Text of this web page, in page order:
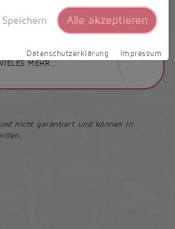
MEHR...
nicht garantiert und können in
Speichern Alle akzeptieren
Datenschutzerklärung Impressum